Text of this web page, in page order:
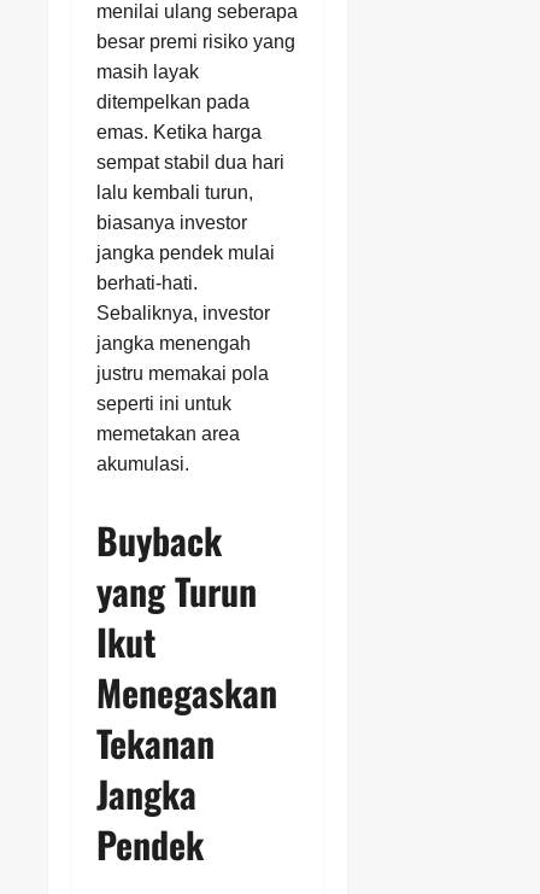
menilai ulang seberapa
besar premi risiko yang
masih layak
ditempelkan pada
emas. Ketika harga
sempat stabil dua hari
lalu kembali turun,
biasanya investor
jangka pendek mulai
berhati-hati.
Sebaliknya, investor
jangka menengah
justru memakai pola
seperti ini untuk
memetakan area
akumulasi.
Buyback
yang Turun
Ikut
Menegaskan
Tekanan
Jangka
Pendek